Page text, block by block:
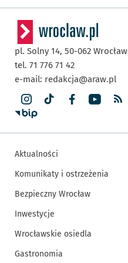
pl. Solny 14, 50-062 Wrocław
tel. 71 776 71 42
e-mail: redakcja@araw.pl
Aktualności
Komunikaty i ostrzeżenia
Bezpieczny Wrocław
Inwestycje
Wrocławskie osiedla
Gastronomia